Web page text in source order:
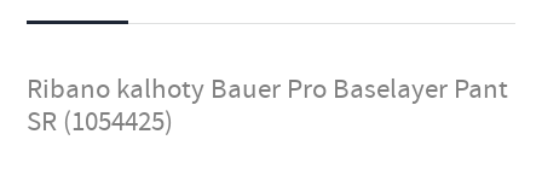
Ribano kalhoty Bauer Pro Baselayer Pant
SR (1054425)